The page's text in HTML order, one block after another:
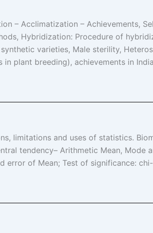
– Acclimatization – Achievements,
Hybridization: Procedure of
varieties, Male sterility,
plant breeding), achievements in
limitations and uses of statistics.
tendency– Arithmetic Mean, Mode
error of Mean; Test of significance: